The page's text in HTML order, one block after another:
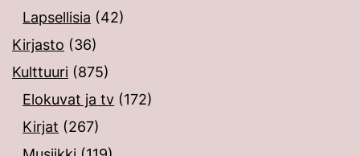
Lapsellisia (42)
Kirjasto (36)
Kulttuuri (875)
Elokuvat ja tv (172)
Kirjat (267)